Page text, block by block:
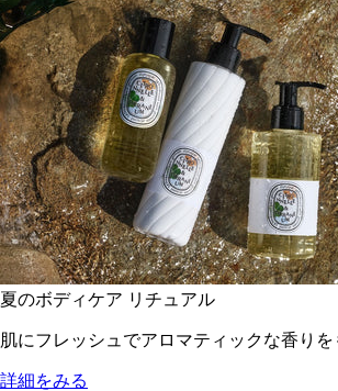
夏のボディケア リチュアル
肌にフレッシュでアロマティックな香り
詳細をみる